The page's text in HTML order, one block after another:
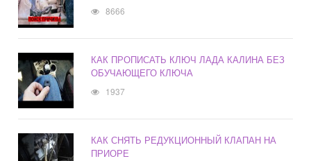
8666
КАК ПРОПИСАТЬ КЛЮЧ ЛАДА КАЛИНА БЕЗ
ОБУЧАЮЩЕГО КЛЮЧА
1937
КАК СНЯТЬ РЕДУКЦИОННЫЙ КЛАПАН НА
ПРИОРЕ